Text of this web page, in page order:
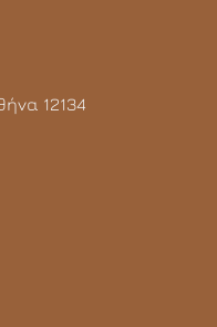
12134